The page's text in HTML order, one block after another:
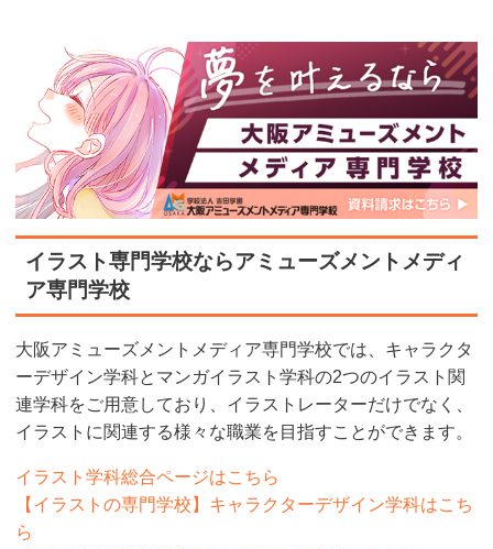
イラスト専門学校ならアミューズメントメディ
ア専門学校
大阪アミューズメントメディア専門学校では、キャラクタ
ーデザイン学科とマンガイラスト学科の2つのイラスト関
連学科をご用意しており、イラストレーターだけでなく、
イラストに関連する様々な職業を目指すことができます。
イラスト学科総合ページはこちら
【イラストの専門学校】キャラクターデザイン学科はこち
ら